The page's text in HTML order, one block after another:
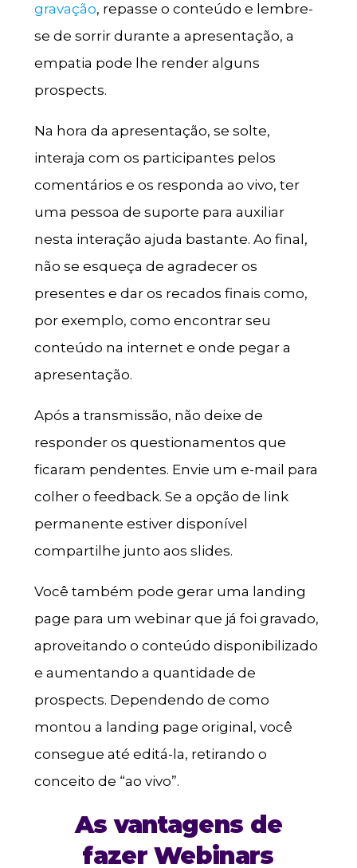
gravação, repasse o conteúdo e lembre-
se de sorrir durante a apresentação, a
empatia pode lhe render alguns
prospects.
Na hora da apresentação, se solte,
interaja com os participantes pelos
comentários e os responda ao vivo, ter
uma pessoa de suporte para auxiliar
nesta interação ajuda bastante. Ao final,
não se esqueça de agradecer os
presentes e dar os recados finais como,
por exemplo, como encontrar seu
conteúdo na internet e onde pegar a
apresentação.
Após a transmissão, não deixe de
responder os questionamentos que
ficaram pendentes. Envie um e-mail para
colher o feedback. Se a opção de link
permanente estiver disponível
compartilhe junto aos slides.
Você também pode gerar uma landing
page para um webinar que já foi gravado,
aproveitando o conteúdo disponibilizado
e aumentando a quantidade de
prospects. Dependendo de como
montou a landing page original, você
consegue até editá-la, retirando o
conceito de “ao vivo”.
As vantagens de
fazer Webinars